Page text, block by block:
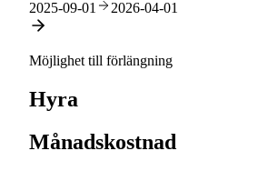
2025-09-01 2026-04-01
Möjlighet till förlängning
Hyra
Månadskostnad